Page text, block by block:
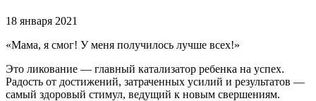
18 января 2021
«Мама, я смог! У меня получилось лучше всех!»
Это ликование — главный катализатор ребенка на успех.
Радость от достижений, затраченных усилий и результатов —
самый здоровый стимул, ведущий к новым свершениям.